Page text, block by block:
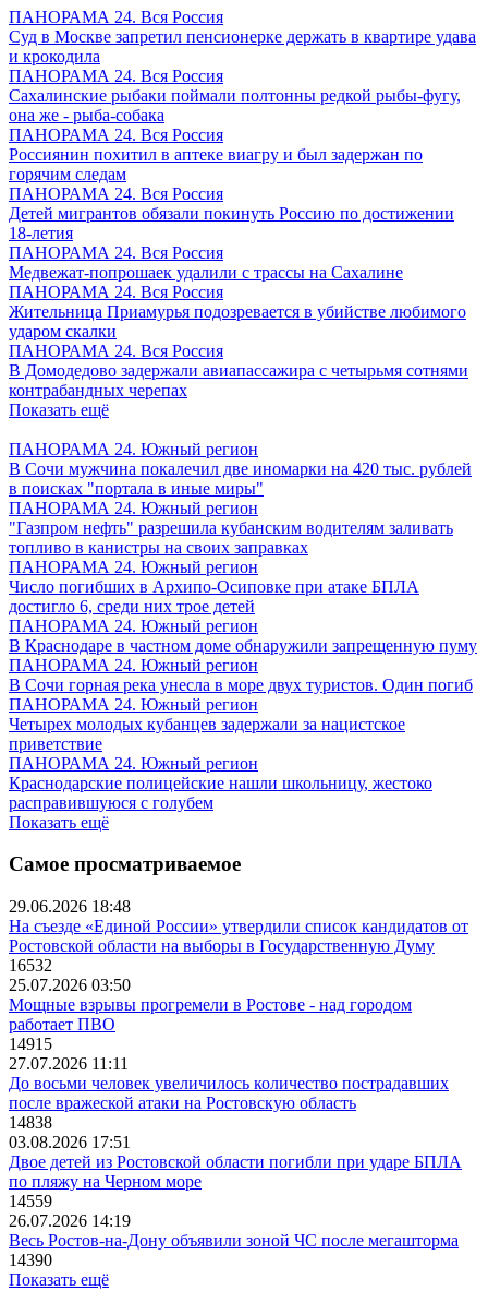
ПАНОРАМА 24. Вся Россия
Суд в Москве запретил пенсионерке держать в квартире удава
и крокодила
ПАНОРАМА 24. Вся Россия
Сахалинские рыбаки поймали полтонны редкой рыбы-фугу,
она же - рыба-собака
ПАНОРАМА 24. Вся Россия
Россиянин похитил в аптеке виагру и был задержан по
горячим следам
ПАНОРАМА 24. Вся Россия
Детей мигрантов обязали покинуть Россию по достижении
18-летия
ПАНОРАМА 24. Вся Россия
Медвежат-попрошаек удалили с трассы на Сахалине
ПАНОРАМА 24. Вся Россия
Жительница Приамурья подозревается в убийстве любимого
ударом скалки
ПАНОРАМА 24. Вся Россия
В Домодедово задержали авиапассажира с четырьмя сотнями
контрабандных черепах
Показать ещё
ПАНОРАМА 24. Южный регион
В Сочи мужчина покалечил две иномарки на 420 тыс. рублей
в поисках "портала в иные миры"
ПАНОРАМА 24. Южный регион
"Газпром нефть" разрешила кубанским водителям заливать
топливо в канистры на своих заправках
ПАНОРАМА 24. Южный регион
Число погибших в Архипо-Осиповке при атаке БПЛА
достигло 6, среди них трое детей
ПАНОРАМА 24. Южный регион
В Краснодаре в частном доме обнаружили запрещенную пуму
ПАНОРАМА 24. Южный регион
В Сочи горная река унесла в море двух туристов. Один погиб
ПАНОРАМА 24. Южный регион
Четырех молодых кубанцев задержали за нацистское
приветствие
ПАНОРАМА 24. Южный регион
Краснодарские полицейские нашли школьницу, жестоко
расправившуюся с голубем
Показать ещё
Самое просматриваемое
29.06.2026 18:48
На съезде «Единой России» утвердили список кандидатов от
Ростовской области на выборы в Государственную Думу
16532
25.07.2026 03:50
Мощные взрывы прогремели в Ростове - над городом
работает ПВО
14915
27.07.2026 11:11
До восьми человек увеличилось количество пострадавших
после вражеской атаки на Ростовскую область
14838
03.08.2026 17:51
Двое детей из Ростовской области погибли при ударе БПЛА
по пляжу на Черном море
14559
26.07.2026 14:19
Весь Ростов-на-Дону объявили зоной ЧС после мегашторма
14390
Показать ещё